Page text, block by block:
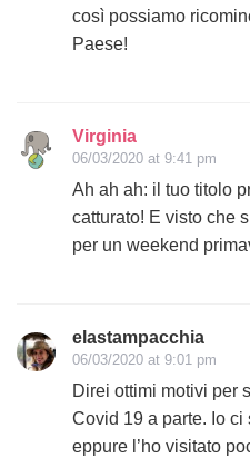
così possiamo
Paese!
Virginia
06/03/2020 at 9:41 pm
Ah ah ah: il tuo titolo
catturato! E visto che
per un weekend
elastampacchia
06/03/2020 at 9:01 pm
Direi ottimi motivi per
Covid 19 a parte. Io
eppure l’ho visitato